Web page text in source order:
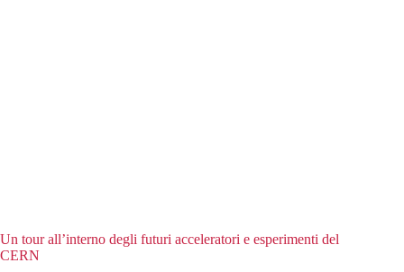
Un tour all’interno degli futuri acceleratori e esperimenti del
CERN